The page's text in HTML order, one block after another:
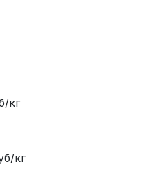
кг
кг